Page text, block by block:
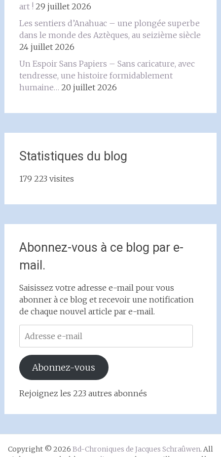
art ! 29 juillet 2026
Les sentiers d’Anahuac – une plongée superbe
dans le monde des Aztèques, au seizième siècle
24 juillet 2026
Un Espoir Sans Papiers – Sans caricature, avec
tendresse, une histoire formidablement
humaine… 20 juillet 2026
Statistiques du blog
179 223 visites
Abonnez-vous à ce blog par e-
mail.
Saisissez votre adresse e-mail pour vous
abonner à ce blog et recevoir une notification
de chaque nouvel article par e-mail.
e-
mail
Abonnez-vous
Rejoignez les 223 autres abonnés
Copyright © 2026 Bd-Chroniques de Jacques Schraûwen. All